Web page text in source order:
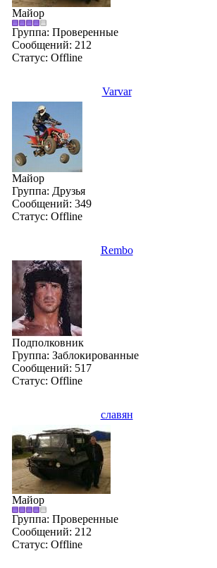
Майор
Группа: Проверенные
Сообщений: 212
Статус: Offline
Varvar
Майор
Группа: Друзья
Сообщений: 349
Статус: Offline
Rembo
Подполковник
Группа: Заблокированные
Сообщений: 517
Статус: Offline
славян
Майор
Группа: Проверенные
Сообщений: 212
Статус: Offline